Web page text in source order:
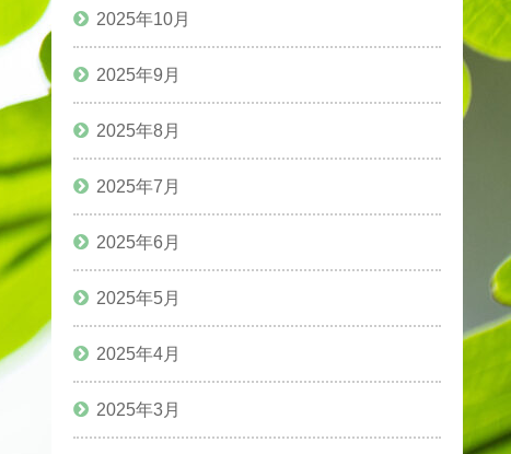
2025年10月
2025年9月
2025年8月
2025年7月
2025年6月
2025年5月
2025年4月
2025年3月